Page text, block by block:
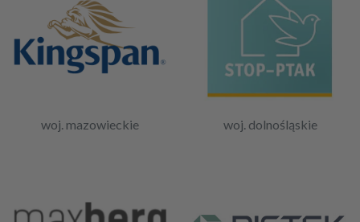
woj. mazowieckie woj. dolnośląskie